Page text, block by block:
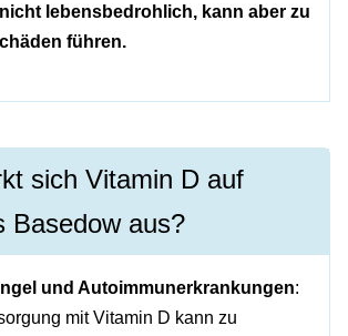
lebensbedrohlich, kann aber zu
führen.
sich Vitamin D auf
Basedow aus?
und Autoimmunerkrankungen:
mit Vitamin D kann zu